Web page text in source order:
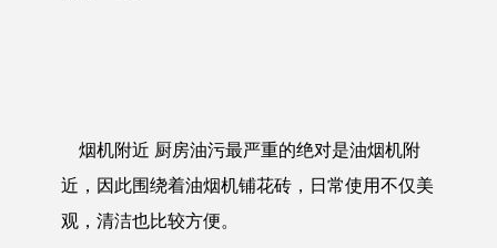
烟机附近 厨房油污最严重的绝对是油烟机附
近，因此围绕着油烟机铺花砖，日常使用不仅美
观，清洁也比较方便。